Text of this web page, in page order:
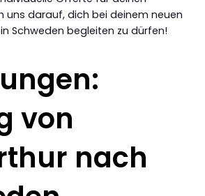
uns darauf, dich bei deinem neuen
Schweden begleiten zu dürfen!
von
nach